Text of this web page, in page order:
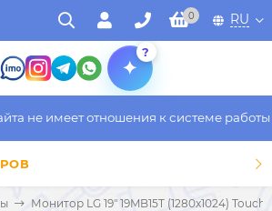
0 RU
?
не имеет отношения к системе работы
Монитор LG 19" 19MB15T (1280x1024) Touch